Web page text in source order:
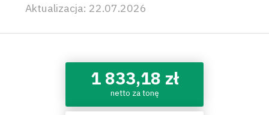
Aktualizacja: 22.07.2026
1 833,18 zł
netto za tonę